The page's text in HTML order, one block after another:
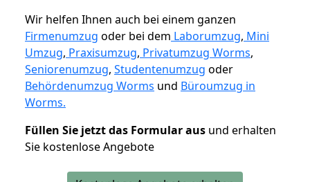
Wir helfen Ihnen auch bei einem ganzen
Firmenumzug oder bei dem Laborumzug, Mini
Umzug, Praxisumzug, Privatumzug Worms,
Seniorenumzug, Studentenumzug oder
Behördenumzug Worms und Büroumzug in
Worms.
Füllen Sie jetzt das Formular aus und erhalten
Sie kostenlose Angebote